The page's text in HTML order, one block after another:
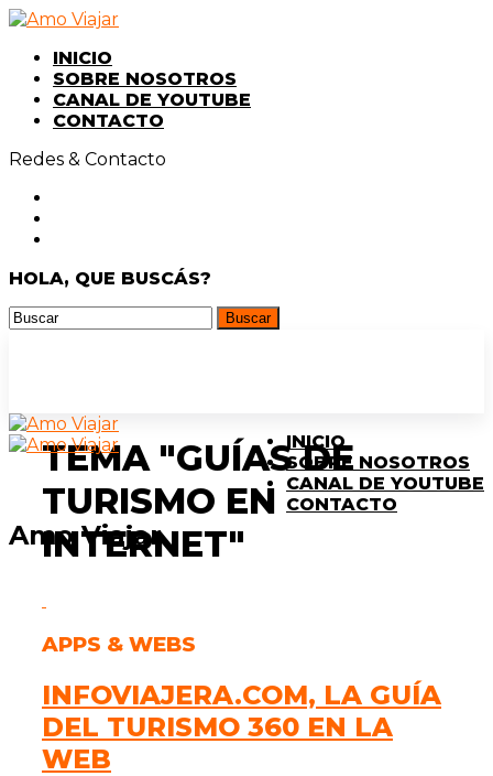
INICIO
SOBRE NOSOTROS
CANAL DE YOUTUBE
CONTACTO
Redes & Contacto
HOLA, QUE BUSCÁS?
Amo Viajar
INICIO
SOBRE NOSOTROS
CANAL DE YOUTUBE
CONTACTO
TEMA "GUÍAS DE
TURISMO EN
INTERNET"
APPS & WEBS
INFOVIAJERA.COM, LA GUÍA
DEL TURISMO 360 EN LA
WEB